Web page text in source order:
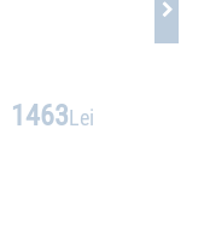
1463Lei